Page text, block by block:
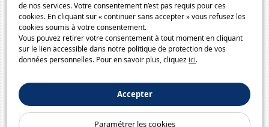
de nos services. Votre consentement n’est pas requis pour ces
cookies. En cliquant sur « continuer sans accepter » vous refusez les
cookies soumis à votre consentement.
Vous pouvez retirer votre consentement à tout moment en cliquant
sur le lien accessible dans notre politique de protection de vos
données personnelles. Pour en savoir plus, cliquez ici.
Accepter
Paramétrer les cookies